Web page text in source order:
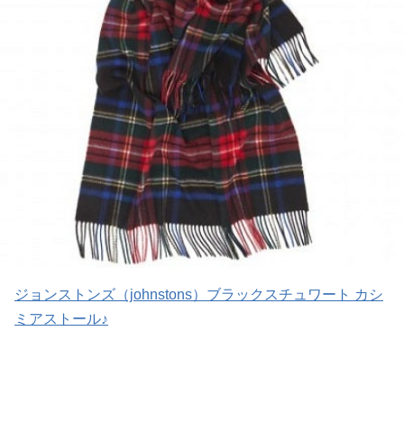
ジョンストンズ（johnstons）ブラックスチュワート カシ
ミアストール♪